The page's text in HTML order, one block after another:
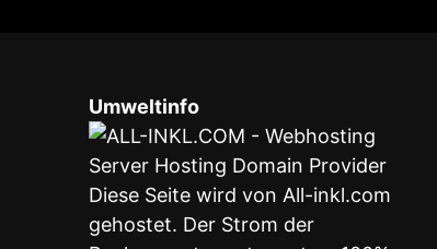
Umweltinfo
Diese Seite wird von All-inkl.com
gehostet. Der Strom der